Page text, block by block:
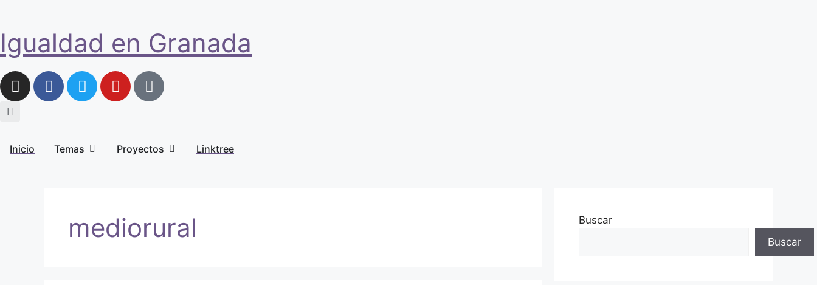
Igualdad en Granada
Inicio Temas Proyectos Linktree
mediorural
Buscar
Buscar